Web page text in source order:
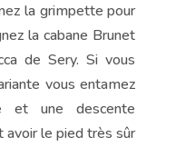
la grimpette pour
la cabane Brunet
de Sery. Si vous
vous entamez
et une descente
avoir le pied très sûr